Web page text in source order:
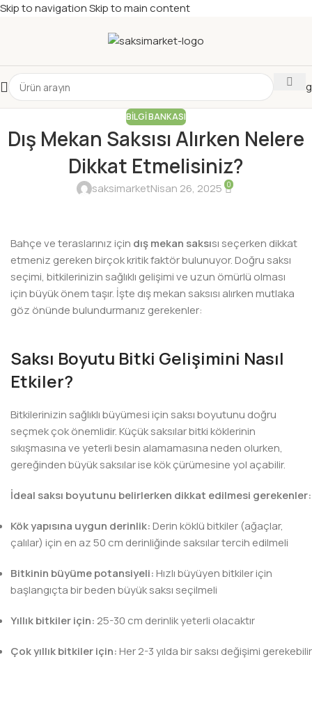
Skip to navigationSkip to main content
Katalog
BILGI BANKASI
Dış Mekan Saksısı Alırken Nelere
Dikkat Etmelisiniz?
saksimarketNisan 26, 2025 0
Bahçe ve teraslarınız için dış mekan saksısı seçerken dikkat
etmeniz gereken birçok kritik faktör bulunuyor. Doğru saksı
seçimi, bitkilerinizin sağlıklı gelişimi ve uzun ömürlü olması
için büyük önem taşır. İşte dış mekan saksısı alırken mutlaka
göz önünde bulundurmanız gerekenler:
Saksı Boyutu Bitki Gelişimini Nasıl
Etkiler?
Bitkilerinizin sağlıklı büyümesi için saksı boyutunu doğru
seçmek çok önemlidir. Küçük saksılar bitki köklerinin
sıkışmasına ve yeterli besin alamamasına neden olurken,
gereğinden büyük saksılar ise kök çürümesine yol açabilir.
İdeal saksı boyutunu belirlerken dikkat edilmesi gerekenler:
Kök yapısına uygun derinlik:Derin köklü bitkiler (ağaçlar,
çalılar) için en az 50 cm derinliğinde saksılar tercih edilmeli
Bitkinin büyüme potansiyeli:Hızlı büyüyen bitkiler için
başlangıçta bir beden büyük saksı seçilmeli
Yıllık bitkiler için: 25-30 cm derinlik yeterli olacaktır
Çok yıllık bitkiler için:Her 2-3 yılda bir saksı değişimi gerekebilir